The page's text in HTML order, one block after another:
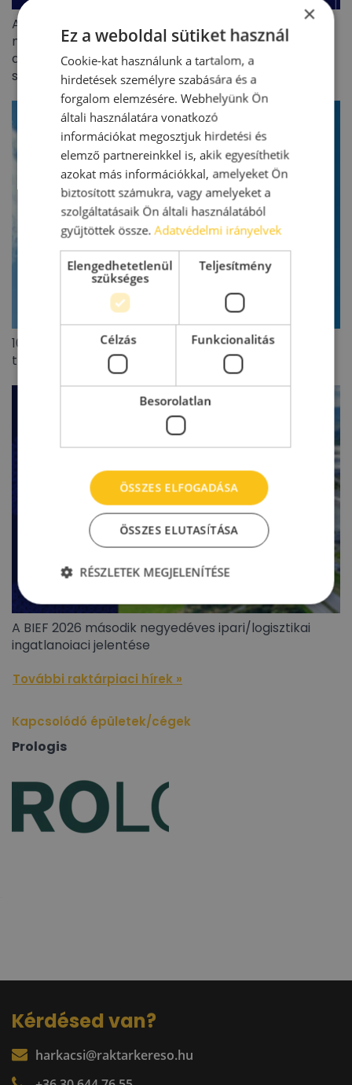
A CEE kereskedelmiingatlan-befektetési piac 5,8
milliárd eurós forgalmat ért el 2026 első félévében –
a befektetők visszatértek, de jóval szelektívebb
stratégiával
100 millió eurót meghaladó lengyel ingatlanpiaci
tranzakciót zárt az Appeninn
A BIEF 2026 második negyedéves ipari/logisztikai
ingatlanoiaci jelentése
További raktárpiaci hírek »
Kapcsolódó épületek/cégek
Prologis
Kérdésed van?
harkacsi@raktarkereso.hu
×
Ez a weboldal sütiket használ
Cookie-kat használunk a tartalom, a
hirdetések személyre szabására és a
forgalom elemzésére. Webhelyünk Ön
általi használatára vonatkozó
információkat megosztjuk hirdetési és
elemző partnereinkkel is, akik egyesíthetik
azokat más információkkal, amelyeket Ön
biztosított számukra, vagy amelyeket a
szolgáltatásaik Ön általi használatából
gyűjtöttek össze.Adatvédelmi irányelvek
Elengedhetetlenül
szükséges
Teljesítmény
Célzás Funkcionalitás
Besorolatlan
ÖSSZES ELFOGADÁSA
ÖSSZES ELUTASÍTÁSA
RÉSZLETEK MEGJELENÍTÉSE